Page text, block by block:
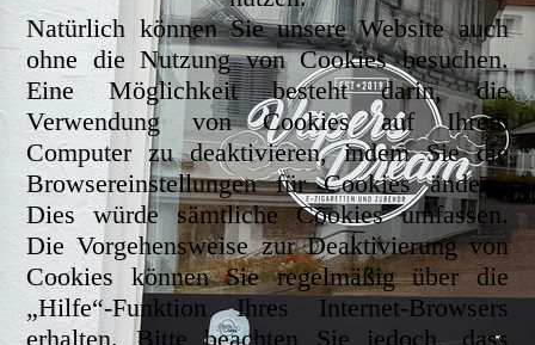
Natürlich können Sie unsere Website auch
ohne die Nutzung von Cookies besuchen.
Eine Möglichkeit besteht darin, die
Verwendung von Cookies auf Ihrem
Computer zu deaktivieren, indem Sie die
Browsereinstellungen für Cookies ändern.
Dies würde sämtliche Cookies umfassen.
Die Vorgehensweise zur Deaktivierung von
Cookies können Sie regelmäßig über die
„Hilfe“-Funktion Ihres Internet-Browsers
erhalten. Bitte beachten Sie jedoch, dass